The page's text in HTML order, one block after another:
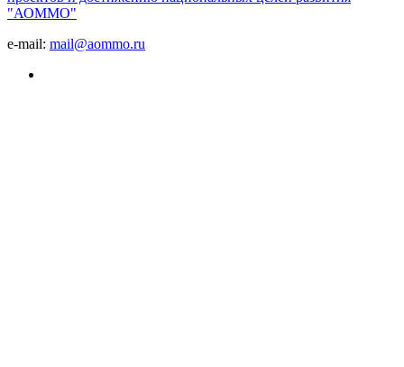
"АОММО"
e-mail: mail@aommo.ru